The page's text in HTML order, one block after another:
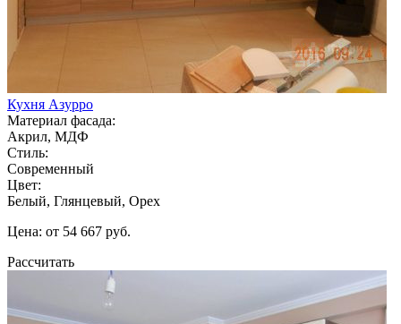
Кухня Азурро
Материал фасада:
Акрил, МДФ
Стиль:
Современный
Цвет:
Белый, Глянцевый, Орех
Цена: от 54 667 руб.
Рассчитать